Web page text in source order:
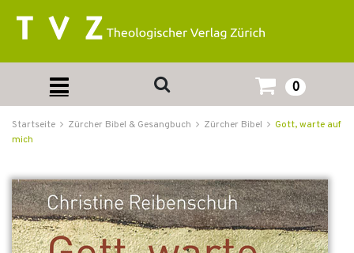
0
Startseite Zürcher Bibel & Gesangbuch Zürcher Bibel
Gott, warte auf
mich